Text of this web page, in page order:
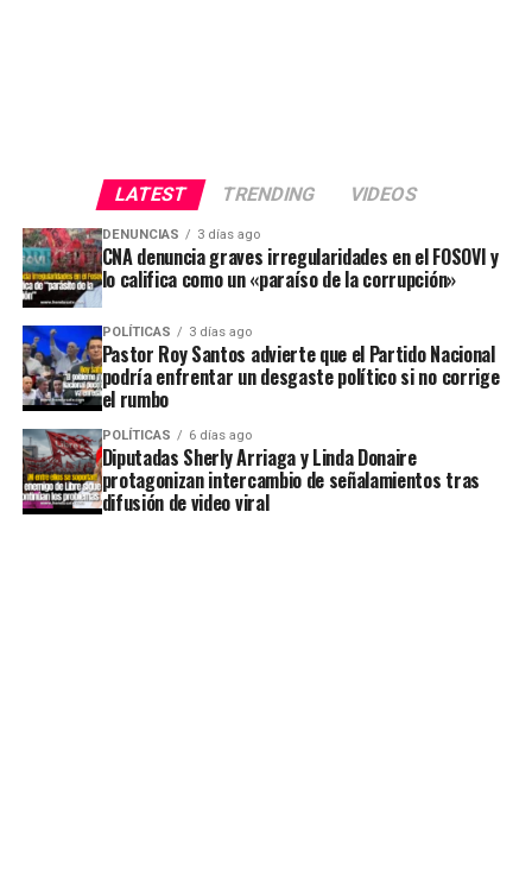
LATEST TRENDING VIDEOS
DENUNCIAS 3 días ago
CNA denuncia graves irregularidades en el FOSOVI y
lo califica como un «paraíso de la corrupción»
POLÍTICAS 3 días ago
Pastor Roy Santos advierte que el Partido Nacional
podría enfrentar un desgaste político si no corrige
el rumbo
POLÍTICAS 6 días ago
Diputadas Sherly Arriaga y Linda Donaire
protagonizan intercambio de señalamientos tras
difusión de video viral